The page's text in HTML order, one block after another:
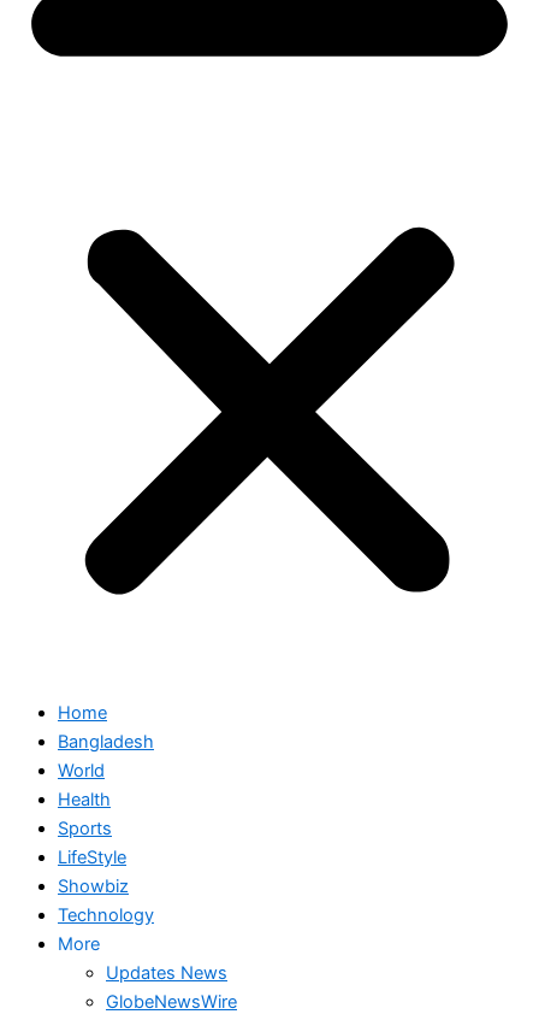
Home
Bangladesh
World
Health
Sports
LifeStyle
Showbiz
Technology
More
Updates News
GlobeNewsWire